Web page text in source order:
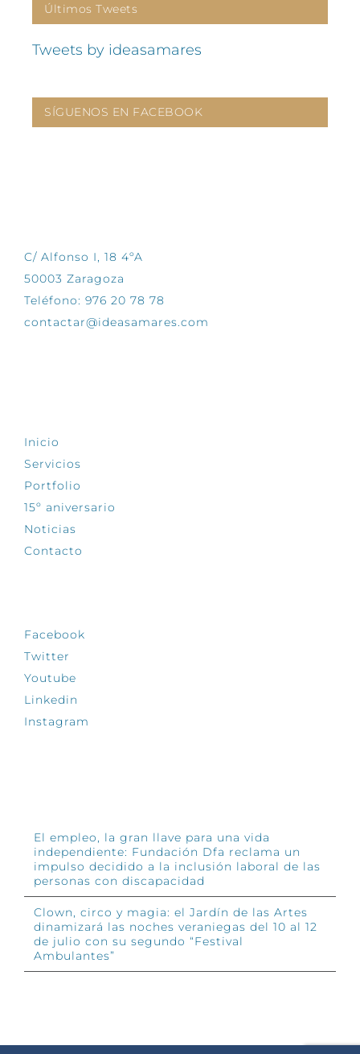
Últimos Tweets
Tweets by ideasamares
SÍGUENOS EN FACEBOOK
C/ Alfonso I, 18 4ºA
50003 Zaragoza
Teléfono: 976 20 78 78
contactar@ideasamares.com
Inicio
Servicios
Portfolio
15º aniversario
Noticias
Contacto
Facebook
Twitter
Youtube
Linkedin
Instagram
El empleo, la gran llave para una vida
independiente: Fundación Dfa reclama un
impulso decidido a la inclusión laboral de las
personas con discapacidad
Clown, circo y magia: el Jardín de las Artes
dinamizará las noches veraniegas del 10 al 12
de julio con su segundo “Festival
Ambulantes”